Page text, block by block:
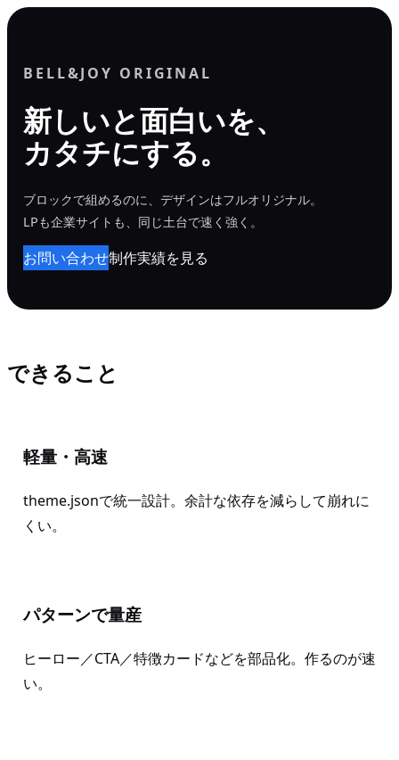
内
BELL&JOY ORIGINAL
新しいと面白いを、
カタチにする。
ブロックで組めるのに、デザインはフルオリジナル。
LPも企業サイトも、同じ土台で速く強く。
お問い合わせ制作実績を見る
できること
軽量・高速
theme.jsonで統一設計。余計な依存を減らして崩れに
くい。
パターンで量産
ヒーロー／CTA／特徴カードなどを部品化。作るのが速
い。